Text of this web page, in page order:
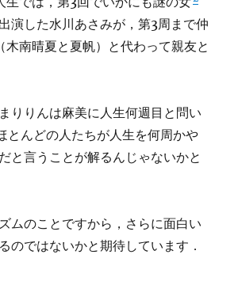
演した水川あさみが，第3周まで仲
木南晴夏と夏帆）と代わって親友と
りりんは麻美に人生何週目と問い
とんどの人たちが人生を何周かや
と言うことが解るんじゃないかと
ムのことですから，さらに面白い
のではないかと期待しています．